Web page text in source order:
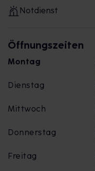
Notdienst
Öffnungszeiten
Montag
Dienstag
Mittwoch
Donnerstag
Freitag